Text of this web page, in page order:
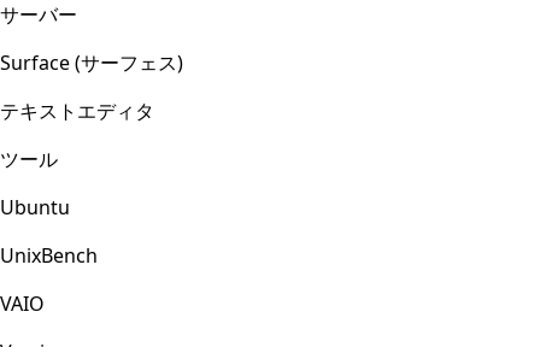
サーバー
Surface (サーフェス)
テキストエディタ
ツール
Ubuntu
UnixBench
VAIO